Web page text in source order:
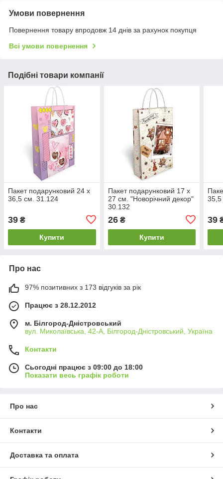
Умови повернення
Повернення товару впродовж 14 днів за рахунок покупця
Всі умови повернення
Подібні товари компанії
Пакет подарунковий 24 х
36,5 см. 31.124
39 ₴
Купити
Пакет подарунковий 17 х
27 см. "Новорічний декор"
30.132
26₴
Купити
39
Про нас
97% позитивних з 173 відгуків за рік
Працює з 28.12.2012
м. Білгород-Дністровський
вул. Миколаївська, 42-А, Білгород-Дністровський, Україна
Контакти
Сьогодні працює з 09:00 до 18:00
Показати весь графік роботи
Про нас
Контакти
Доставка та оплата